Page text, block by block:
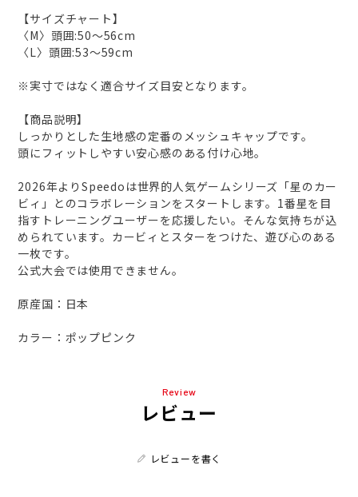
【サイズチャート】
〈M〉頭囲:50～56cm
〈L〉頭囲:53～59cm
※実寸ではなく適合サイズ目安となります。
【商品説明】
しっかりとした生地感の定番のメッシュキャップです。
頭にフィットしやすい安心感のある付け心地。
2026年よりSpeedoは世界的人気ゲームシリーズ「星のカー
ビィ」とのコラボレーションをスタートします。1番星を目
指すトレーニングユーザーを応援したい。そんな気持ちが込
められています。カービィとスターをつけた、遊び心のある
一枚です。
公式大会では使用できません。
原産国：日本
カラー：ポップピンク
Review
レビュー
レビューを書く